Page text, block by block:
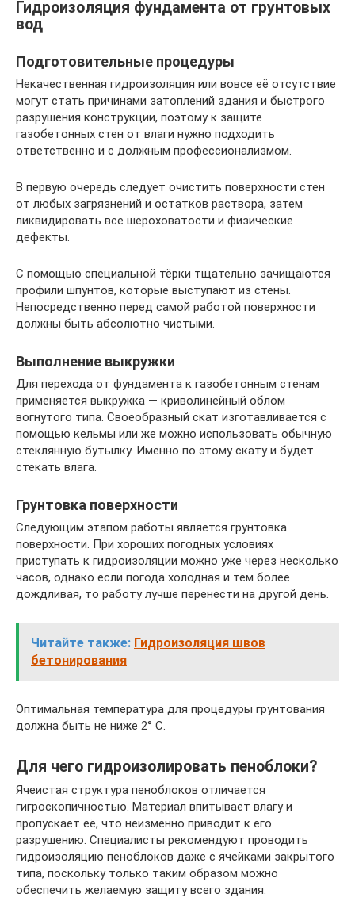
Гидроизоляция фундамента от грунтовых
вод
Подготовительные процедуры
Некачественная гидроизоляция или вовсе её отсутствие
могут стать причинами затоплений здания и быстрого
разрушения конструкции, поэтому к защите
газобетонных стен от влаги нужно подходить
ответственно и с должным профессионализмом.
В первую очередь следует очистить поверхности стен
от любых загрязнений и остатков раствора, затем
ликвидировать все шероховатости и физические
дефекты.
С помощью специальной тёрки тщательно зачищаются
профили шпунтов, которые выступают из стены.
Непосредственно перед самой работой поверхности
должны быть абсолютно чистыми.
Выполнение выкружки
Для перехода от фундамента к газобетонным стенам
применяется выкружка — криволинейный облом
вогнутого типа. Своеобразный скат изготавливается с
помощью кельмы или же можно использовать обычную
стеклянную бутылку. Именно по этому скату и будет
стекать влага.
Грунтовка поверхности
Следующим этапом работы является грунтовка
поверхности. При хороших погодных условиях
приступать к гидроизоляции можно уже через несколько
часов, однако если погода холодная и тем более
дождливая, то работу лучше перенести на другой день.
Читайте также: Гидроизоляция швов
бетонирования
Оптимальная температура для процедуры грунтования
должна быть не ниже 2° С.
Для чего гидроизолировать пеноблоки?
Ячеистая структура пеноблоков отличается
гигроскопичностью. Материал впитывает влагу и
пропускает её, что неизменно приводит к его
разрушению. Специалисты рекомендуют проводить
гидроизоляцию пеноблоков даже с ячейками закрытого
типа, поскольку только таким образом можно
обеспечить желаемую защиту всего здания.